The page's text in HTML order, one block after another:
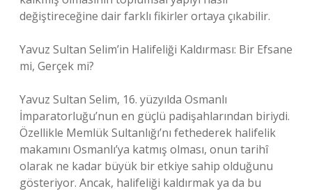
değiştireceğine dair farklı fikirler ortaya çıkabilir.
Yavuz Sultan Selim’in Halifeliği Kaldırması: Bir Efsane
mi, Gerçek mi?
Yavuz Sultan Selim, 16. yüzyılda Osmanlı
İmparatorluğu’nun en güçlü padişahlarından biriydi.
Özellikle Memlük Sultanlığı’nı fethederek halifelik
makamını Osmanlı’ya katmış olması, onun tarihî
olarak ne kadar büyük bir etkiye sahip olduğunu
gösteriyor. Ancak, halifeliği kaldırmak ya da bu